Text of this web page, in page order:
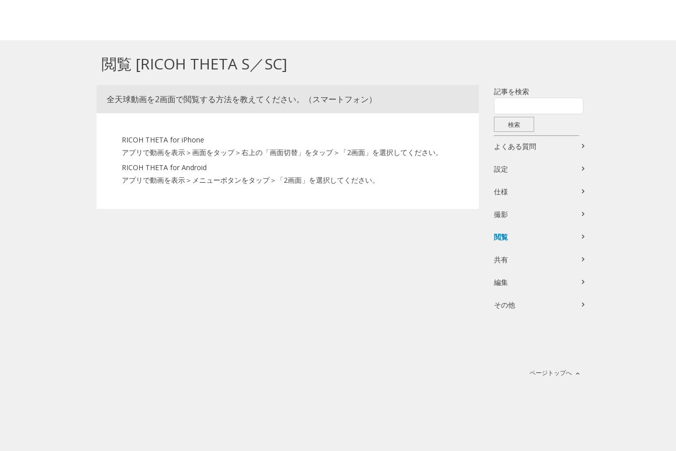
閲覧 [RICOH THETA S／SC]
全天球動画を2画面で閲覧する方法を教えてください。（スマートフォン）
RICOH THETA for iPhone
アプリで動画を表示＞画面をタップ＞右上の「画面切替」をタップ＞「2画面」を選択してください。
RICOH THETA for Android
アプリで動画を表示＞メニューボタンをタップ＞「2画面」を選択してください。
記事を検索
よくある質問
設定
仕様
撮影
閲覧
共有
編集
その他
ページトップへ